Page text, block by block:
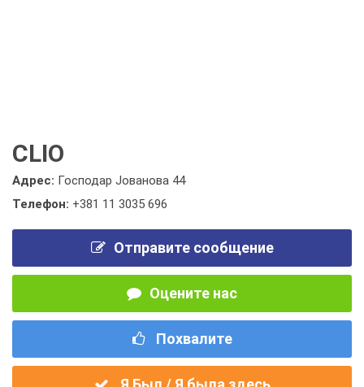
CLIO
Адрес: Господар Јованова 44
Телефон: +381 11 3035 696
Отправите сообщение
Оцените нас
Похвалите